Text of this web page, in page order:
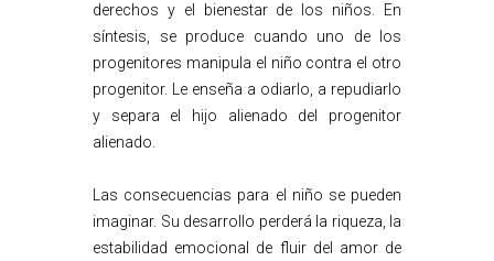
derechos y el bienestar de los niños. En
síntesis, se produce cuando uno de los
progenitores manipula el niño contra el otro
progenitor. Le enseña a odiarlo, a repudiarlo
y separa el hijo alienado del progenitor
alienado.
Las consecuencias para el niño se pueden
imaginar. Su desarrollo perderá la riqueza, la
estabilidad emocional de fluir del amor de